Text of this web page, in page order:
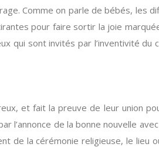
Comme on parle de bébés,
pour faire sortir la joie
qui sont invités par l’inventivité
et fait la preuve de leur union
l’annonce de la bonne nouvelle
la cérémonie religieuse, le lieu